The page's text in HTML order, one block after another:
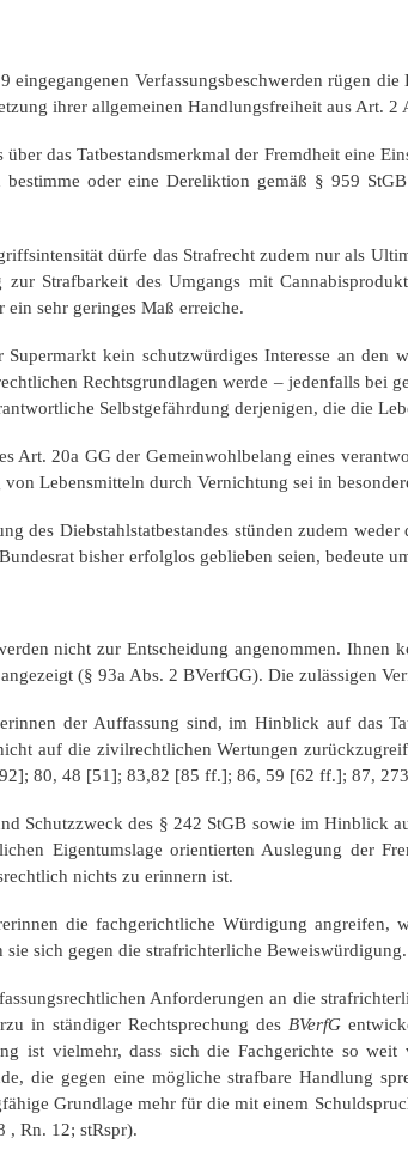
Verfassungsbeschwerden rügen
ihrer allgemeinen Handlungsfreiheit aus Art. 2
das Tatbestandsmerkmal der Fremdheit eine
bestimme oder eine Dereliktion gemäß § 959
dürfe das Strafrecht zudem nur als
Strafbarkeit des Umgangs mit
sehr geringes Maß erreiche.
kein schutzwürdiges Interesse an den
Rechtsgrundlagen werde – jedenfalls bei
Selbstgefährdung derjenigen, die die
Art. 20a GG der Gemeinwohlbelang eines
Lebensmitteln durch Vernichtung sei in
des Diebstahlstatbestandes stünden zudem
bisher erfolglos geblieben seien, bedeute
nicht zur Entscheidung angenommen.
(§ 93a Abs. 2 BVerfGG). Die zulässigen
der Auffassung sind, im Hinblick auf das
auf die zivilrechtlichen Wertungen
80, 48 [51]; 83,82 [85 ff.]; 86, 59 [62 ff.]; 87,
Schutzzweck des § 242 StGB sowie im Hinblick
Eigentumslage orientierten Auslegung der
nichts zu erinnern ist.
die fachgerichtliche Würdigung angreifen,
sie sich gegen die strafrichterliche Beweiswürdigung.
Anforderungen an die
in ständiger Rechtsprechung des BVerfG
ist vielmehr, dass sich die Fachgerichte so
die gegen eine mögliche strafbare Handlung
Grundlage mehr für die mit einem
, Rn. 12; stRspr).